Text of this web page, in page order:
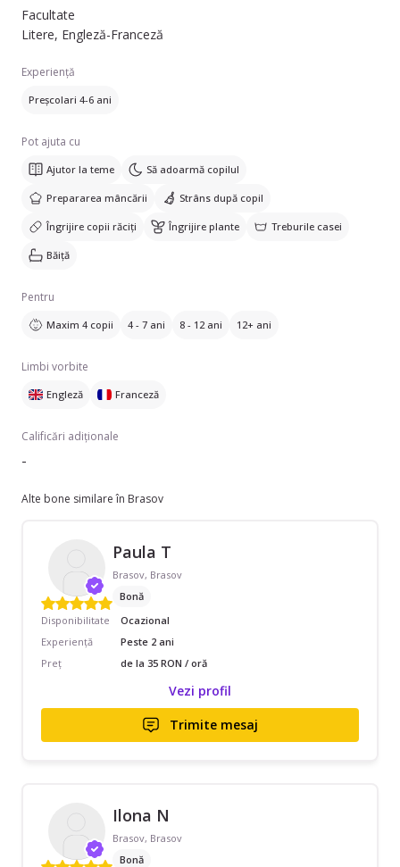
Facultate
Litere, Engleză-Franceză
Experiență
Preșcolari 4-6 ani
Pot ajuta cu
Ajutor la teme Să adoarmă copilul
Prepararea mâncării Strâns după copil
Îngrijire copii răciți Îngrijire plante Treburile casei
Băiță
Pentru
Maxim 4 copii 4 - 7 ani 8 - 12 ani 12+ ani
Limbi vorbite
Engleză Franceză
Calificări adiționale
-
Alte bone similare în Brasov
Paula T
Brasov, Brasov
Bonă
Disponibilitate
Ocazional
Experiență
Peste 2 ani
Preț
de la 35 RON / oră
Vezi profil
Trimite mesaj
Ilona N
Brasov, Brasov
Bonă